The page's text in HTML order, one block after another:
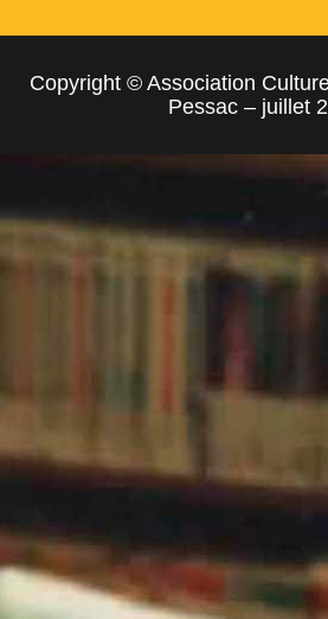
Copyright © Association
Pessac – juillet